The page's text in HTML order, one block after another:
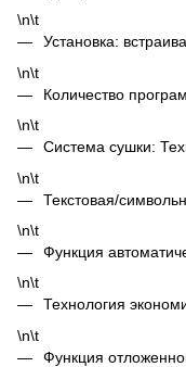
\n\t
Установка:
\n\t
Количество
\n\t
Система сушки:
\n\t
Текстовая/
\n\t
Функция
\n\t
Технология
\n\t
Функция